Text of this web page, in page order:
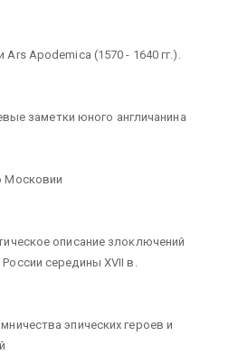
Apodemica (1570 - 1640 гг.).
заметки юного англичанина
Московии
описание злоключений
середины XVII в.
эпических героев и